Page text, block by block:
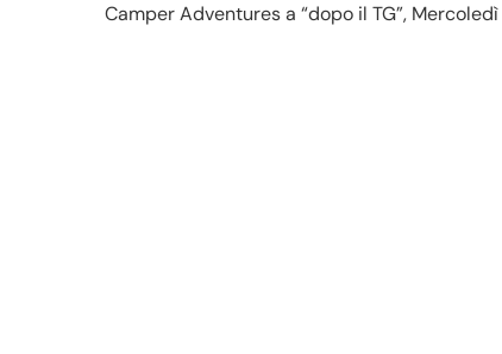
Camper Adventures a “dopo il TG”, Mercoledì